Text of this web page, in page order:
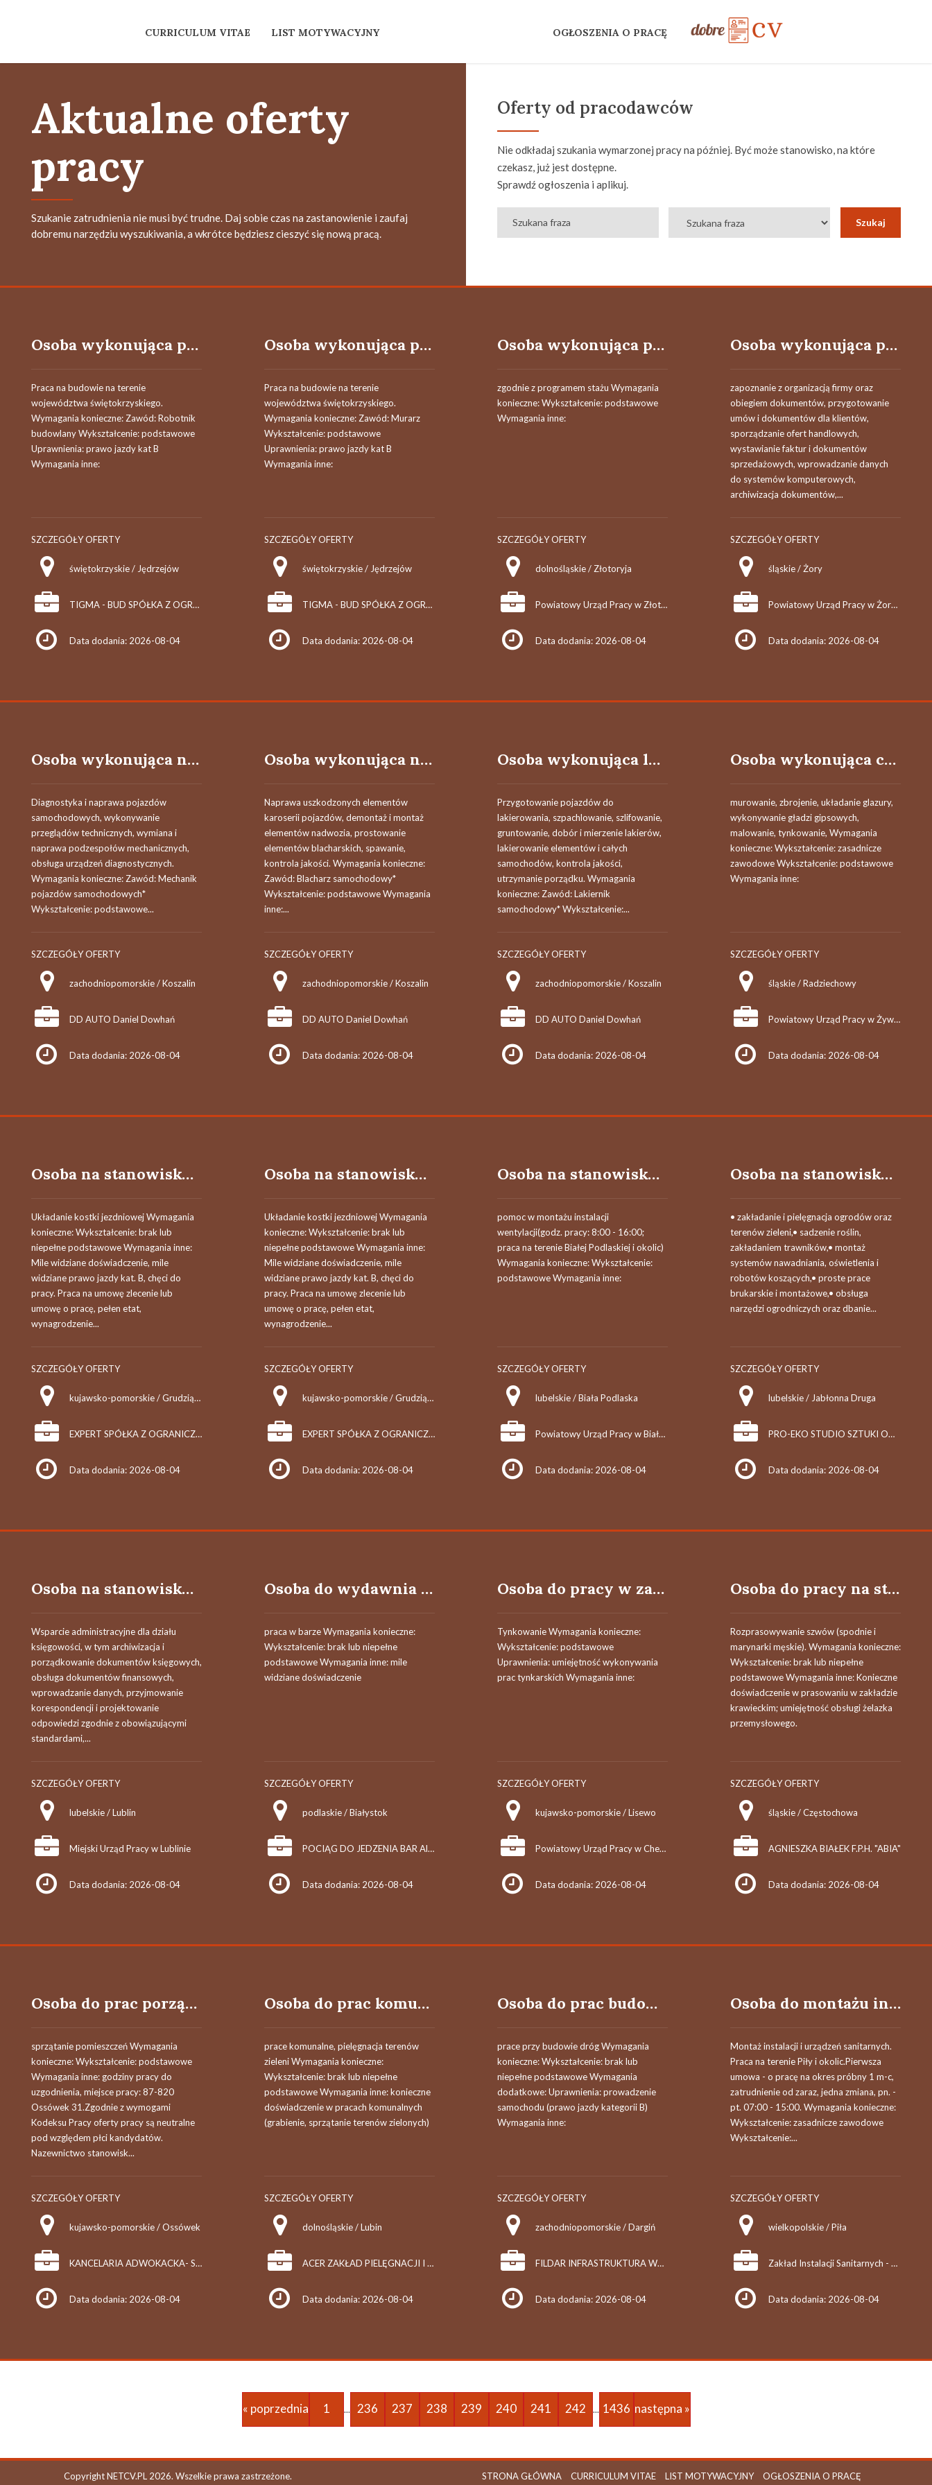
CURRICULUM VITAE LIST MOTYWACYJNY OGŁOSZENIA O PRACĘ
Aktualne oferty
pracy
Szukanie zatrudnienia nie musi być trudne. Daj sobie czas na zastanowienie i zaufaj
dobremu narzędziu wyszukiwania, a wkrótce będziesz cieszyć się nową pracą.
Oferty od pracodawców
Nie odkładaj szukania wymarzonej pracy na później. Być może stanowisko, na które
czekasz, już jest dostępne.
Sprawdź ogłoszenia i aplikuj.
Osoba wykonująca prace ogólnobudowlane
Praca na budowie na terenie
województwa świętokrzyskiego.
Wymagania konieczne: Zawód: Robotnik
budowlany Wykształcenie: podstawowe
Uprawnienia: prawo jazdy kat B
Wymagania inne:
SZCZEGÓŁY OFERTY
świętokrzyskie / Jędrzejów
TIGMA - BUD SPÓŁKA Z OGRANICZONĄ ODPOWIEDZIALNOŚCIĄ
Data dodania: 2026-08-04
Osoba wykonująca prace murarskie
Praca na budowie na terenie
województwa świętokrzyskiego.
Wymagania konieczne: Zawód: Murarz
Wykształcenie: podstawowe
Uprawnienia: prawo jazdy kat B
Wymagania inne:
SZCZEGÓŁY OFERTY
świętokrzyskie / Jędrzejów
TIGMA - BUD SPÓŁKA Z OGRANICZONĄ ODPOWIEDZIALNOŚCIĄ
Data dodania: 2026-08-04
Osoba wykonująca prace gospodarcze
zgodnie z programem stażu Wymagania
konieczne: Wykształcenie: podstawowe
Wymagania inne:
SZCZEGÓŁY OFERTY
dolnośląskie / Złotoryja
Powiatowy Urząd Pracy w Złotoryi
Data dodania: 2026-08-04
Osoba wykonująca prace biurowe
zapoznanie z organizacją firmy oraz
obiegiem dokumentów, przygotowanie
umów i dokumentów dla klientów,
sporządzanie ofert handlowych,
wystawianie faktur i dokumentów
sprzedażowych, wprowadzanie danych
do systemów komputerowych,
archiwizacja dokumentów,...
SZCZEGÓŁY OFERTY
śląskie / Żory
Powiatowy Urząd Pracy w Żorach
Data dodania: 2026-08-04
Osoba wykonująca naprawy mechaniczne samochodów
Diagnostyka i naprawa pojazdów
samochodowych, wykonywanie
przeglądów technicznych, wymiana i
naprawa podzespołów mechanicznych,
obsługa urządzeń diagnostycznych.
Wymagania konieczne: Zawód: Mechanik
pojazdów samochodowych*
Wykształcenie: podstawowe...
SZCZEGÓŁY OFERTY
zachodniopomorskie / Koszalin
DD AUTO Daniel Dowhań
Data dodania: 2026-08-04
Osoba wykonująca naprawy blacharskie samochodowe
Naprawa uszkodzonych elementów
karoserii pojazdów, demontaż i montaż
elementów nadwozia, prostowanie
elementów blacharskich, spawanie,
kontrola jakości. Wymagania konieczne:
Zawód: Blacharz samochodowy*
Wykształcenie: podstawowe Wymagania
inne:...
SZCZEGÓŁY OFERTY
zachodniopomorskie / Koszalin
DD AUTO Daniel Dowhań
Data dodania: 2026-08-04
Osoba wykonująca lakierowanie pojazdów samochodowych
Przygotowanie pojazdów do
lakierowania, szpachlowanie, szlifowanie,
gruntowanie, dobór i mierzenie lakierów,
lakierowanie elementów i całych
samochodów, kontrola jakości,
utrzymanie porządku. Wymagania
konieczne: Zawód: Lakiernik
samochodowy* Wykształcenie:...
SZCZEGÓŁY OFERTY
zachodniopomorskie / Koszalin
DD AUTO Daniel Dowhań
Data dodania: 2026-08-04
Osoba wykonująca czynności pracownika budowlanego
murowanie, zbrojenie, układanie glazury,
wykonywanie gładzi gipsowych,
malowanie, tynkowanie, Wymagania
konieczne: Wykształcenie: zasadnicze
zawodowe Wykształcenie: podstawowe
Wymagania inne:
SZCZEGÓŁY OFERTY
śląskie / Radziechowy
Powiatowy Urząd Pracy w Żywcu
Data dodania: 2026-08-04
Osoba na stanowisko pracownika robót drogowych
Układanie kostki jezdniowej Wymagania
konieczne: Wykształcenie: brak lub
niepełne podstawowe Wymagania inne:
Mile widziane doświadczenie, mile
widziane prawo jazdy kat. B, chęci do
pracy. Praca na umowę zlecenie lub
umowę o pracę, pełen etat,
wynagrodzenie...
SZCZEGÓŁY OFERTY
kujawsko-pomorskie / Grudziądz
EXPERT SPÓŁKA Z OGRANICZONĄ ODPOWIEDZIALNOŚCIĄ SPÓŁKA KOMANDYTOWA
Data dodania: 2026-08-04
Osoba na stanowisko pomocnika robót drogowych
Układanie kostki jezdniowej Wymagania
konieczne: Wykształcenie: brak lub
niepełne podstawowe Wymagania inne:
Mile widziane doświadczenie, mile
widziane prawo jazdy kat. B, chęci do
pracy. Praca na umowę zlecenie lub
umowę o pracę, pełen etat,
wynagrodzenie...
SZCZEGÓŁY OFERTY
kujawsko-pomorskie / Grudziądz
EXPERT SPÓŁKA Z OGRANICZONĄ ODPOWIEDZIALNOŚCIĄ SPÓŁKA KOMANDYTOWA
Data dodania: 2026-08-04
Osoba na stanowisko pomocnik do montażu wentylacji
pomoc w montażu instalacji
wentylacji(godz. pracy: 8:00 - 16:00;
praca na terenie Białej Podlaskiej i okolic)
Wymagania konieczne: Wykształcenie:
podstawowe Wymagania inne:
SZCZEGÓŁY OFERTY
lubelskie / Biała Podlaska
Powiatowy Urząd Pracy w Białej Podlaskiej
Data dodania: 2026-08-04
Osoba na stanowisko ogrodnik terenów zieleni
• zakładanie i pielęgnacja ogrodów oraz
terenów zieleni,• sadzenie roślin,
zakładaniem trawników,• montaż
systemów nawadniania, oświetlenia i
robotów koszących,• proste prace
brukarskie i montażowe,• obsługa
narzędzi ogrodniczych oraz dbanie...
SZCZEGÓŁY OFERTY
lubelskie / Jabłonna Druga
PRO-EKO STUDIO SZTUKI OGRODOWEJ DARIUSZ KŁODNICKI
Data dodania: 2026-08-04
Osoba na stanowisko asystent ds. księgowości
Wsparcie administracyjne dla działu
księgowości, w tym archiwizacja i
porządkowanie dokumentów księgowych,
obsługa dokumentów finansowych,
wprowadzanie danych, przyjmowanie
korespondencji i projektowanie
odpowiedzi zgodnie z obowiązującymi
standardami,...
SZCZEGÓŁY OFERTY
lubelskie / Lublin
Miejski Urząd Pracy w Lublinie
Data dodania: 2026-08-04
Osoba do wydawnia posiłków (k/m)
praca w barze Wymagania konieczne:
Wykształcenie: brak lub niepełne
podstawowe Wymagania inne: mile
widziane doświadczenie
SZCZEGÓŁY OFERTY
podlaskie / Białystok
POCIĄG DO JEDZENIA BAR Alina Syczewska
Data dodania: 2026-08-04
Osoba do pracy w zakresie kładzenia tynków
Tynkowanie Wymagania konieczne:
Wykształcenie: podstawowe
Uprawnienia: umiejętność wykonywania
prac tynkarskich Wymagania inne:
SZCZEGÓŁY OFERTY
kujawsko-pomorskie / Lisewo
Powiatowy Urząd Pracy w Chełmnie
Data dodania: 2026-08-04
Osoba do pracy na stanowisku pomoc krawiecka/robienie rozprasówki
Rozprasowywanie szwów (spodnie i
marynarki męskie). Wymagania konieczne:
Wykształcenie: brak lub niepełne
podstawowe Wymagania inne: Konieczne
doświadczenie w prasowaniu w zakładzie
krawieckim; umiejętność obsługi żelazka
przemysłowego.
SZCZEGÓŁY OFERTY
śląskie / Częstochowa
AGNIESZKA BIAŁEK F.P.H. "ABIA"
Data dodania: 2026-08-04
Osoba do prac porządkowych
sprzątanie pomieszczeń Wymagania
konieczne: Wykształcenie: podstawowe
Wymagania inne: godziny pracy do
uzgodnienia, miejsce pracy: 87-820
Ossówek 31.Zgodnie z wymogami
Kodeksu Pracy oferty pracy są neutralne
pod względem płci kandydatów.
Nazewnictwo stanowisk...
SZCZEGÓŁY OFERTY
kujawsko-pomorskie / Ossówek
KANCELARIA ADWOKACKA- SPECJALISTYCZNY GABINET CHIRURGII DZIECIĘCEJ. DOM OPIEKI DLA OSÓB STARSZYCH "WIKTORIA" MAŁGORZATA JASIŃSKA-PIETRYKOWSKA
Data dodania: 2026-08-04
Osoba do prac komunalnych
prace komunalne, pielęgnacja terenów
zieleni Wymagania konieczne:
Wykształcenie: brak lub niepełne
podstawowe Wymagania inne: konieczne
doświadczenie w pracach komunalnych
(grabienie, sprzątanie terenów zielonych)
SZCZEGÓŁY OFERTY
dolnośląskie / Lubin
ACER ZAKŁAD PIELĘGNACJI I KONSERWACJI TERENÓW ZIELONYCH S.C.
Data dodania: 2026-08-04
Osoba do prac budowlanych przy budowie dróg
prace przy budowie dróg Wymagania
konieczne: Wykształcenie: brak lub
niepełne podstawowe Wymagania
dodatkowe: Uprawnienia: prowadzenie
samochodu (prawo jazdy kategorii B)
Wymagania inne:
SZCZEGÓŁY OFERTY
zachodniopomorskie / Dargiń
FILDAR INFRASTRUKTURA Wojciech Dziadek
Data dodania: 2026-08-04
Osoba do montażu instalacji i urządzeń sanitarnych
Montaż instalacji i urządzeń sanitarnych.
Praca na terenie Piły i okolic.Pierwsza
umowa - o pracę na okres próbny 1 m-c,
zatrudnienie od zaraz, jedna zmiana, pn. -
pt. 07:00 - 15:00. Wymagania konieczne:
Wykształcenie: zasadnicze zawodowe
Wykształcenie:...
SZCZEGÓŁY OFERTY
wielkopolskie / Piła
Zakład Instalacji Sanitarnych - Ślusarstwo Zenon Mantaj
Data dodania: 2026-08-04
« poprzednia 1 ... 236 237 238 239 240 241 242 ... 1436 następna »
Copyright NETCV.PL 2026. Wszelkie prawa zastrzeżone. STRONA GŁÓWNA CURRICULUM VITAE LIST MOTYWACYJNY OGŁOSZENIA O PRACĘ